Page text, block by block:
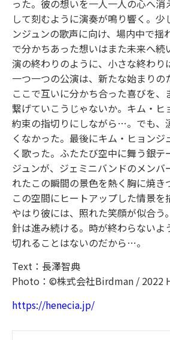
った。彼の想いを一人一人の心へ消
して刻むように演奏が鳴り響く。少
ンジュンの歌声に向け、場内中で揺
で分かちあった想いはまた未来へ続
演の終わりのように、小さな終わり
一つ一つの公演は、新たな始まりの
ここで互いに分かち合った喜びを、
繋げていこうじゃないか。キム・ヒ
約束の指切りにしながら…。でも、
くなかった。最後にキム・ヒョンジ
く歌った。ふたたび空中に舞う銀テ
ジュンが、ジェミニバンドのメンバ
れたこの瞬間の景色を熱く胸に焼き
この空間にヒートアップした情景を
やはり彼には、照れた笑顔が似合う
針は進み続ける。時が終わらないよ
切れることはないのだから…。
Text：長澤智典
Photo：©株式会社Birdman / 2022
https://henecia.jp/